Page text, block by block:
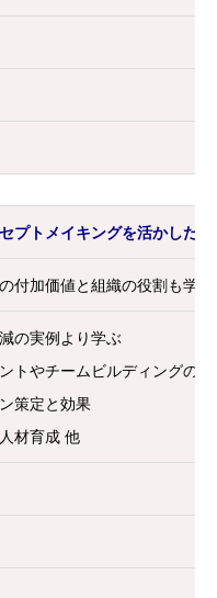
プトメイキングを活かした
付加価値と組織の役割も学
の実例より学ぶ
トやチームビルディングの
策定と効果
材育成 他